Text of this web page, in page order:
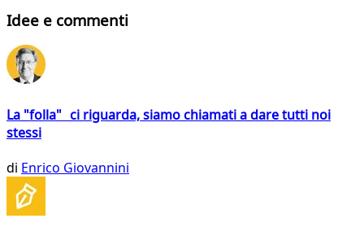
Idee e commenti
La "folla" ci riguarda, siamo chiamati a dare tutti noi
stessi
di Enrico Giovannini